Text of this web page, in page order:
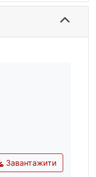
Завантажити